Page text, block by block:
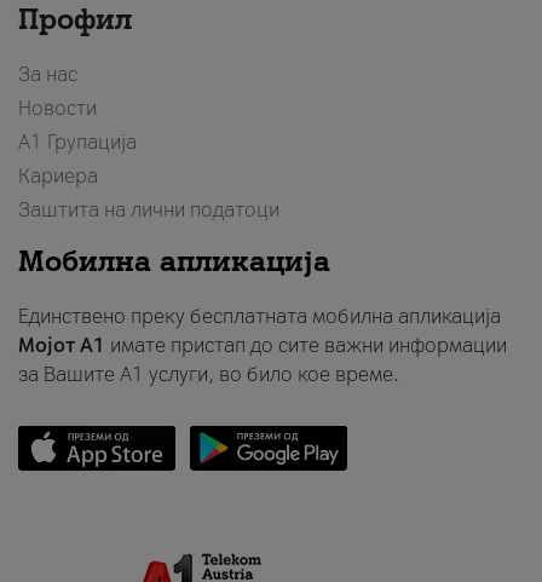
Профил
За нас
Новости
А1 Групација
Кариера
Заштита на лични податоци
Мобилна апликација
Единствено преку бесплатната мобилна апликација
Мојот A1 имате пристап до сите важни информации
за Вашите A1 услуги, во било кое време.